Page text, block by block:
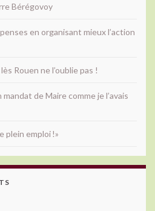
Bérégovoy
en organisant mieux l’action
Rouen ne l’oublie pas !
de Maire comme je l’avais
plein emploi !»